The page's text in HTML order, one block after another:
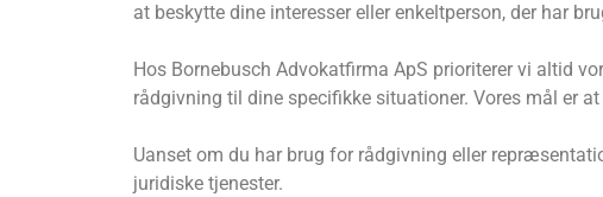
at beskytte dine interesser eller enkeltperson, der har
Hos Bornebusch Advokatfirma ApS prioriterer vi altid
rådgivning til dine specifikke situationer. Vores mål er
Uanset om du har brug for rådgivning eller
juridiske tjenester.